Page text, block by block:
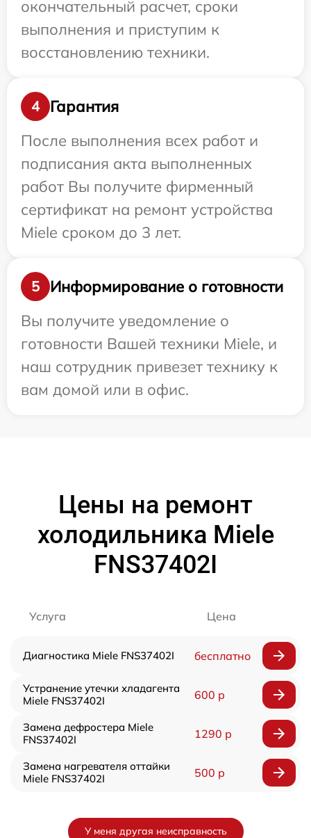
окончательный расчет, сроки
выполнения и приступим к
восстановлению техники.
4
Гарантия
После выполнения всех работ и
подписания акта выполненных
работ Вы получите фирменный
сертификат на ремонт устройства
Miele сроком до 3 лет.
5
Информирование о готовности
Вы получите уведомление о
готовности Вашей техники Miele, и
наш сотрудник привезет технику к
вам домой или в офис.
Цены на ремонт
холодильника Miele
FNS37402I
Услуга Цена
Диагностика Miele FNS37402I бесплатно
Устранение утечки хладагента
Miele FNS37402I
600 р
Замена дефростера Miele
FNS37402I
1290 р
Замена нагревателя оттайки
Miele FNS37402I
500 р
У меня другая неисправность